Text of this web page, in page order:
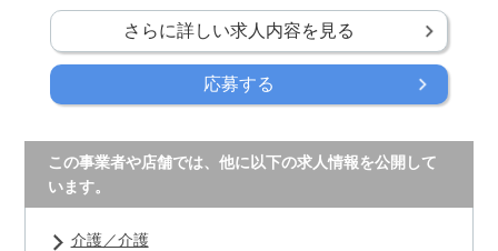
さらに詳しい求人内容を見る
応募する
この事業者や店舗では、他に以下の求人情報を公開して
います。
介護／介護